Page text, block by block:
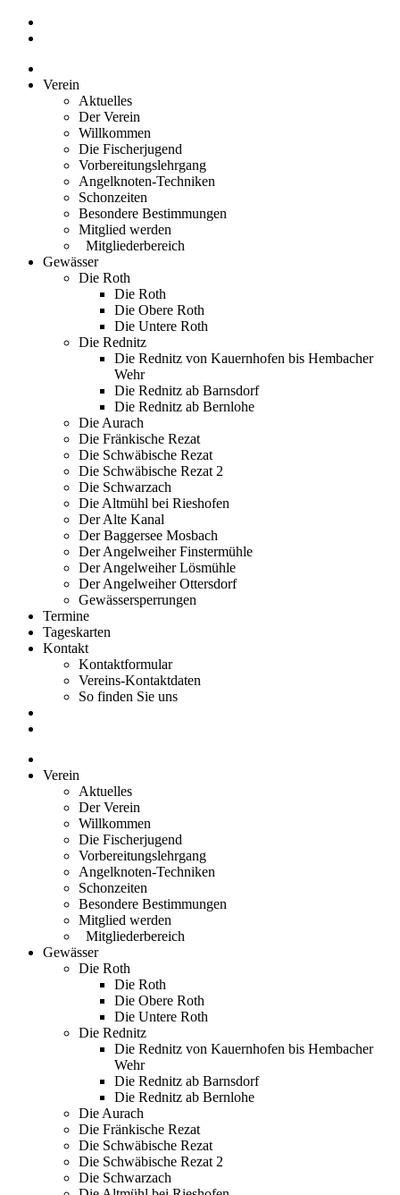
Zum
Inhalt
Verein
Aktuelles
Der Verein
Willkommen
Die Fischerjugend
Vorbereitungslehrgang
Angelknoten-Techniken
Schonzeiten
Besondere Bestimmungen
Mitglied werden
Mitgliederbereich
Gewässer
Die Roth
Die Roth
Die Obere Roth
Die Untere Roth
Die Rednitz
Die Rednitz von Kauernhofen bis Hembacher
Wehr
Die Rednitz ab Barnsdorf
Die Rednitz ab Bernlohe
Die Aurach
Die Fränkische Rezat
Die Schwäbische Rezat
Die Schwäbische Rezat 2
Die Schwarzach
Die Altmühl bei Rieshofen
Der Alte Kanal
Der Baggersee Mosbach
Der Angelweiher Finstermühle
Der Angelweiher Lösmühle
Der Angelweiher Ottersdorf
Gewässersperrungen
Termine
Tageskarten
Kontakt
Kontaktformular
Vereins-Kontaktdaten
So finden Sie uns
Verein
Aktuelles
Der Verein
Willkommen
Die Fischerjugend
Vorbereitungslehrgang
Angelknoten-Techniken
Schonzeiten
Besondere Bestimmungen
Mitglied werden
Mitgliederbereich
Gewässer
Die Roth
Die Roth
Die Obere Roth
Die Untere Roth
Die Rednitz
Die Rednitz von Kauernhofen bis Hembacher
Wehr
Die Rednitz ab Barnsdorf
Die Rednitz ab Bernlohe
Die Aurach
Die Fränkische Rezat
Die Schwäbische Rezat
Die Schwäbische Rezat 2
Die Schwarzach